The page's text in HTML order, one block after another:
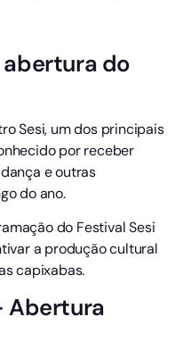
abertura do
Sesi, um dos principais
por receber
e outras
do ano.
do Festival Sesi
a produção cultural
capixabas.
Abertura